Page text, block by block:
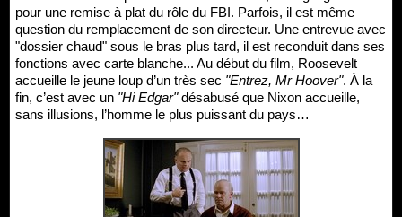
pour une remise à plat du rôle du FBI. Parfois, il est même
question du remplacement de son directeur. Une entrevue avec
"dossier chaud" sous le bras plus tard, il est reconduit dans ses
fonctions avec carte blanche... Au début du film, Roosevelt
accueille le jeune loup d’un très sec "Entrez, Mr Hoover". À la
fin, c’est avec un "Hi Edgar"désabusé que Nixon accueille,
sans illusions, l’homme le plus puissant du pays…